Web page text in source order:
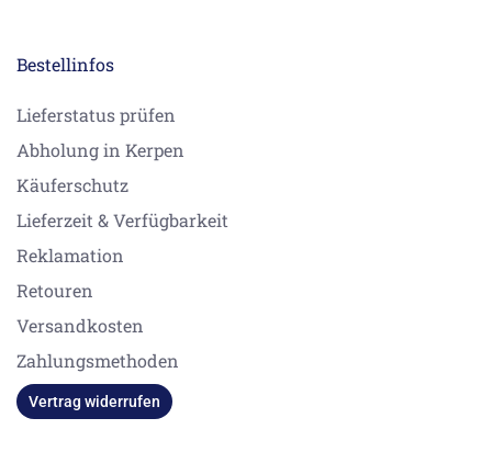
Bestellinfos
Lieferstatus prüfen
Abholung in Kerpen
Käuferschutz
Lieferzeit & Verfügbarkeit
Reklamation
Retouren
Versandkosten
Zahlungsmethoden
Vertrag widerrufen